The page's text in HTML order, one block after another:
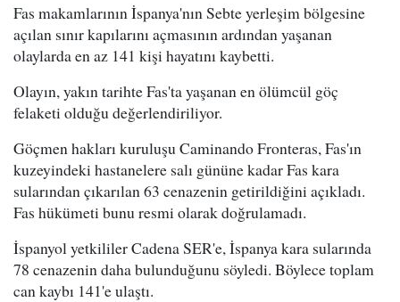
Fas makamlarının İspanya'nın Sebte yerleşim bölgesine
açılan sınır kapılarını açmasının ardından yaşanan
olaylarda en az 141 kişi hayatını kaybetti.
Olayın, yakın tarihte Fas'ta yaşanan en ölümcül göç
felaketi olduğu değerlendiriliyor.
Göçmen hakları kuruluşu Caminando Fronteras, Fas'ın
kuzeyindeki hastanelere salı gününe kadar Fas kara
sularından çıkarılan 63 cenazenin getirildiğini açıkladı.
Fas hükümeti bunu resmi olarak doğrulamadı.
İspanyol yetkililer Cadena SER'e, İspanya kara sularında
78 cenazenin daha bulunduğunu söyledi. Böylece toplam
can kaybı 141'e ulaştı.